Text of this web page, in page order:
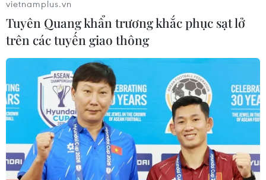
Giáo hội Phật giáo kêu gọi tăng ni, Phật tử
tụng kinh trong ngày 27/7
20/07/2021 02:11
vietnamplus.vn
Tuyên Quang khẩn trương khắc phục sạt lở
trên các tuyến giao thông